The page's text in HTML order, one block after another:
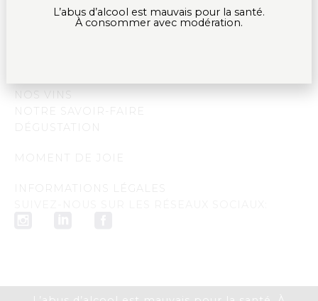
NOS VINS
NOTRE SAVOIR-FAIRE
DÉGUSTATION
MOMENT DE JOIE
INFORMATIONS LÉGALES
L’abus d’alcool est mauvais pour la santé.
À consommer avec modération.